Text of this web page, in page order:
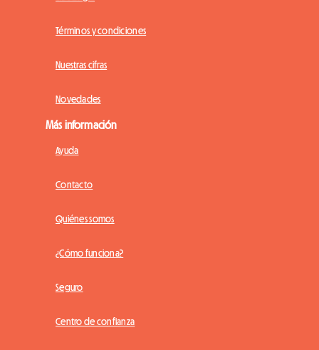
Términos y condiciones
Nuestras cifras
Novedades
Más información
Ayuda
Contacto
Quiénes somos
¿Cómo funciona?
Seguro
Centro de confianza